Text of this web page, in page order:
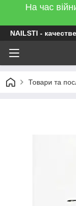
На час
NAILSTI -
Товари та